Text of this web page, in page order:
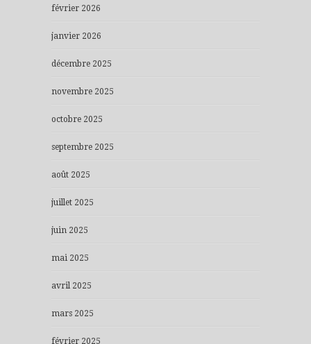
février 2026
janvier 2026
décembre 2025
novembre 2025
octobre 2025
septembre 2025
août 2025
juillet 2025
juin 2025
mai 2025
avril 2025
mars 2025
février 2025